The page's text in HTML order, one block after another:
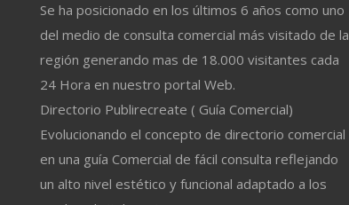
Se ha posicionado en los últimos 6 años como uno
del medio de consulta comercial más visitado de la
región generando mas de 18.000 visitantes cada
24 Hora en nuestro portal Web.
Directorio Publirecreate ( Guía Comercial)
Evolucionando el concepto de directorio comercial
en una guía Comercial de fácil consulta reflejando
un alto nivel estético y funcional adaptado a los